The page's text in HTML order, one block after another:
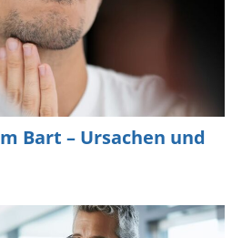
Bart – Ursachen und